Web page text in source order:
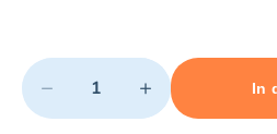
Quantity
− +
Minimum quantity: 1 In
Add 1 item to cart